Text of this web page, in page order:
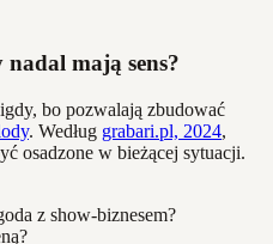
mają sens?
bo pozwalają zbudować
. Według grabari.pl, 2024,
osadzone w bieżącej sytuacji.
z show-biznesem?